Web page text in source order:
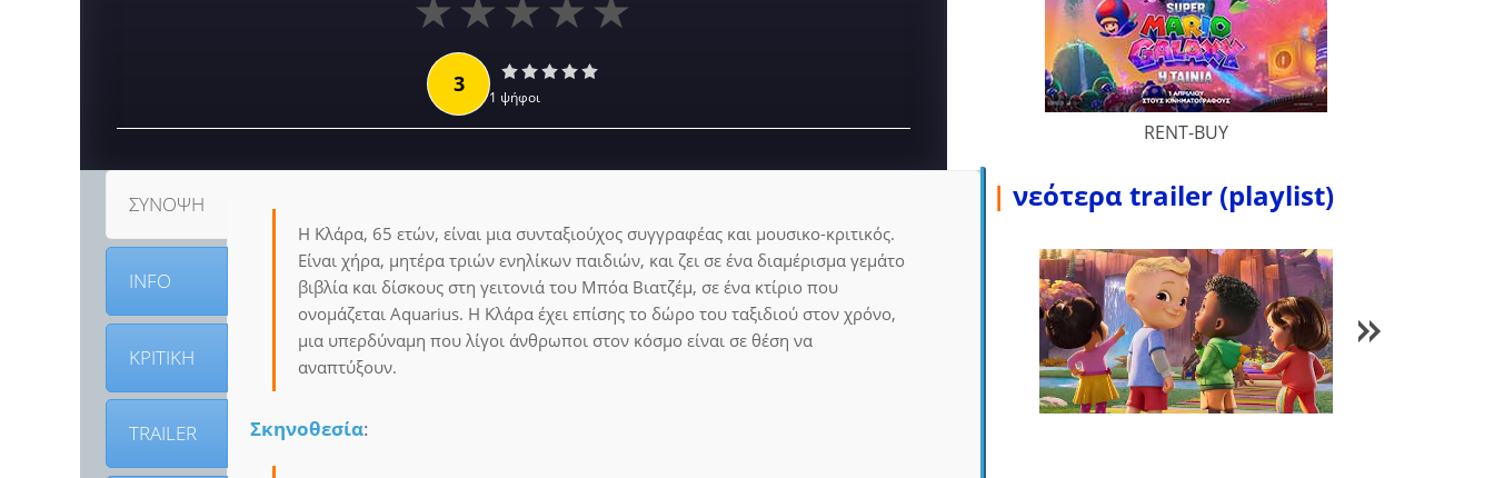
3 1 ψήφοι
ΣΥΝΟΨΗ
INFO
ΚΡΙΤΙΚΗ
TRAILER
Η Κλάρα, 65 ετών, είναι μια συνταξιούχος συγγραφέας και μουσικο-κριτικός.
Είναι χήρα, μητέρα τριών ενηλίκων παιδιών, και ζει σε ένα διαμέρισμα γεμάτο
βιβλία και δίσκους στη γειτονιά του Μπόα Βιατζέμ, σε ένα κτίριο που
ονομάζεται Aquarius. Η Κλάρα έχει επίσης το δώρο του ταξιδιού στον χρόνο,
μια υπερδύναμη που λίγοι άνθρωποι στον κόσμο είναι σε θέση να
αναπτύξουν.
Σκηνοθεσία:
RENT-BUY
| νεότερα trailer (playlist)
1/85